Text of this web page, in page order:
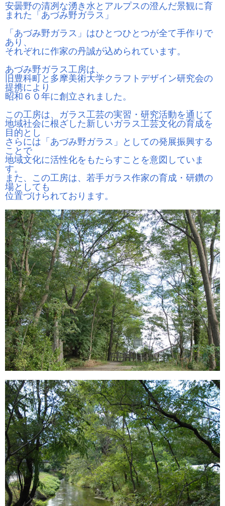
安曇野の清冽な湧き水とアルプスの澄んだ景観に育
まれた「あづみ野ガラス」
「あづみ野ガラス」はひとつひとつが全て手作りで
あり、
それぞれに作家の丹誠が込められています。
あづみ野ガラス工房は、
旧豊科町と多摩美術大学クラフトデザイン研究会の
提携により
昭和６０年に創立されました。
この工房は、ガラス工芸の実習・研究活動を通じて
地域社会に根ざした新しいガラス工芸文化の育成を
目的とし
さらには「あづみ野ガラス」としての発展振興する
ことで
地域文化に活性化をもたらすことを意図していま
す。
また、この工房は、若手ガラス作家の育成・研鑽の
場としても
位置づけられております。